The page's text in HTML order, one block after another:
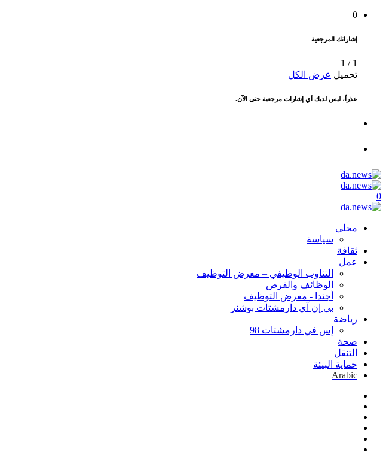
0
إشاراتك المرجعية
1
/
1
تحميل عرض الكل
عذراً، ليس لديك أي إشارات مرجعية حتى الآن.
0
محلي
سياسة
ثقافة
عمل
التناوب الوظيفي – معرض التوظيف
الوظائف والفرص
أجندا - معرض التوظيف
بي إن آي دارمشتات بوشنر
رياضة
إس في دارمشتات 98
صحة
التنقل
حماية البيئة
Arabic